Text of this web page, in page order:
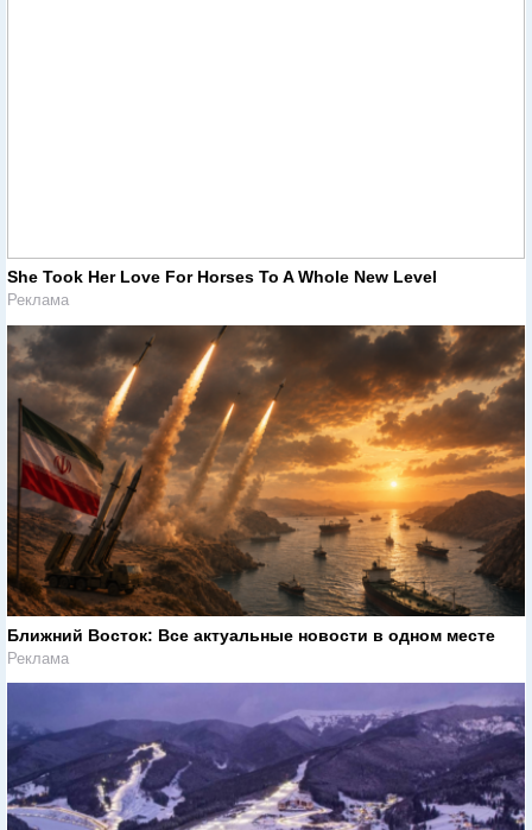
She Took Her Love For Horses To A Whole New Level
Реклама
Ближний Восток: Все актуальные новости в одном месте
Реклама